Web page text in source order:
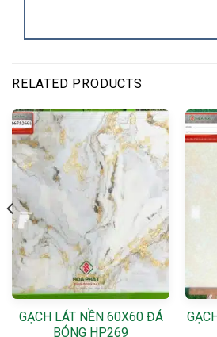
RELATED PRODUCTS
GẠCH LÁT NỀN 60X60 ĐÁ
BÓNG HP269